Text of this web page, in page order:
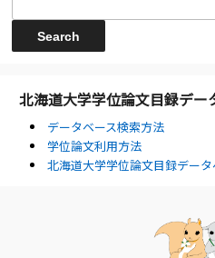
北海道大学学位論文目録デー
データベース検索方法
学位論文利用方法
北海道大学学位論文目録デー